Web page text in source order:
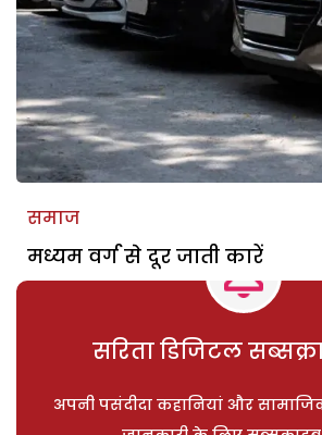
समाज
मध्यम वर्ग से दूर जाती कारें
सरिता डिजिटल
अपनी पसंदीदा कहानियां और